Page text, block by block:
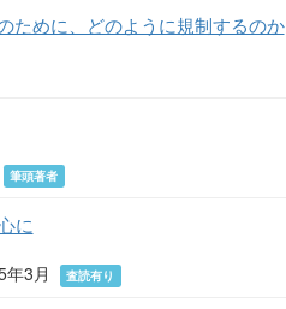
ために、どのように規制するのか
筆頭著者
に
3月
査読有り